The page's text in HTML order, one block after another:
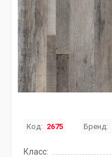
Код: 2675 Бренд:
Класс: